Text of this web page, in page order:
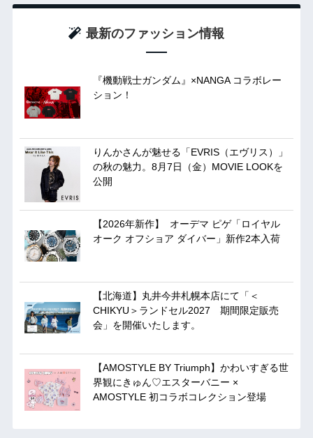
最新のファッション情報
『機動戦士ガンダム』×NANGA コラボレー
ション！
りんかさんが魅せる「EVRIS（エヴリス）」
の秋の魅力。8月7日（金）MOVIE LOOKを
公開
【2026年新作】 オーデマ ピゲ「ロイヤル
オーク オフショア ダイバー」新作2本入荷
【北海道】丸井今井札幌本店にて「＜
CHIKYU＞ランドセル2027 期間限定販売
会」を開催いたします。
【AMOSTYLE BY Triumph】かわいすぎる世
界観にきゅん♡エスターバニー ×
AMOSTYLE 初コラボコレクション登場